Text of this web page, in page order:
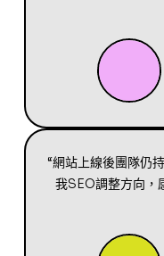
“網站上線後團隊仍
我SEO調整方向，